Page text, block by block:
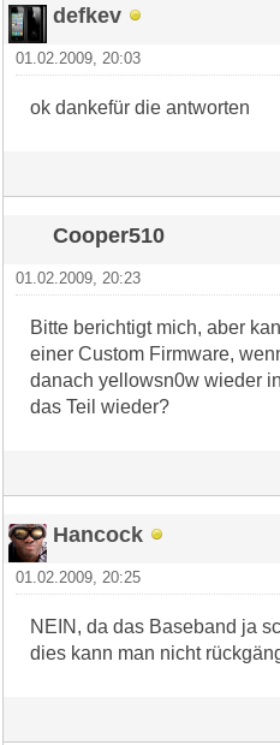
defkev
01.02.2009, 20:03
ok dankefür die antworten
Cooper510
01.02.2009, 20:23
Bitte berichtigt mich, aber
einer Custom Firmware,
danach yellowsn0w wieder
das Teil wieder?
Hancock
01.02.2009, 20:25
NEIN, da das Baseband ja
dies kann man nicht